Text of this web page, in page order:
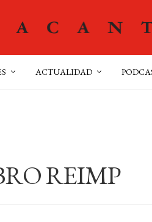
ACTUALIDAD
REIMP